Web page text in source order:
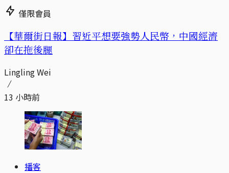
僅限會員
【華爾街日報】習近平想要強勢人民幣，中國經濟
卻在拖後腿
Lingling Wei
13 小時前
播客